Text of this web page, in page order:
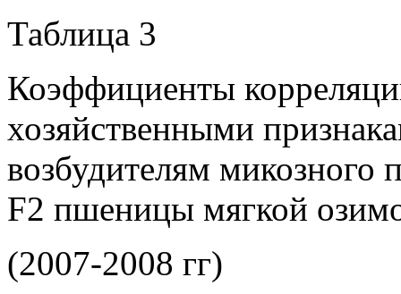
Таблица 3
Коэффициенты
хозяйственными
возбудителям микозного
F2 пшеницы мягкой
(2007-2008 гг)